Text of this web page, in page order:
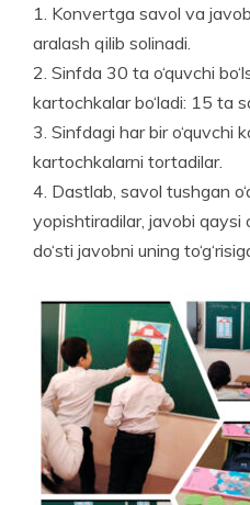
1. Konvertga savol va
aralash qilib solinadi.
2. Sinfda 30 ta o‘quvchi
kartochkalar bo‘ladi: 15 ta
3. Sinfdagi har bir o‘quvchi
kartochkalarni tortadilar.
4. Dastlab, savol tushgan
yopishtiradilar, javobi qaysi
do‘sti javobni uning